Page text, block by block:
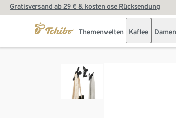
Gratisversand ab 29 € & kostenlose Rücksendung
Themenwelten Kaffee Damen